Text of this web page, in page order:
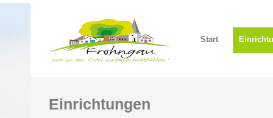
Start
Einrichtungen